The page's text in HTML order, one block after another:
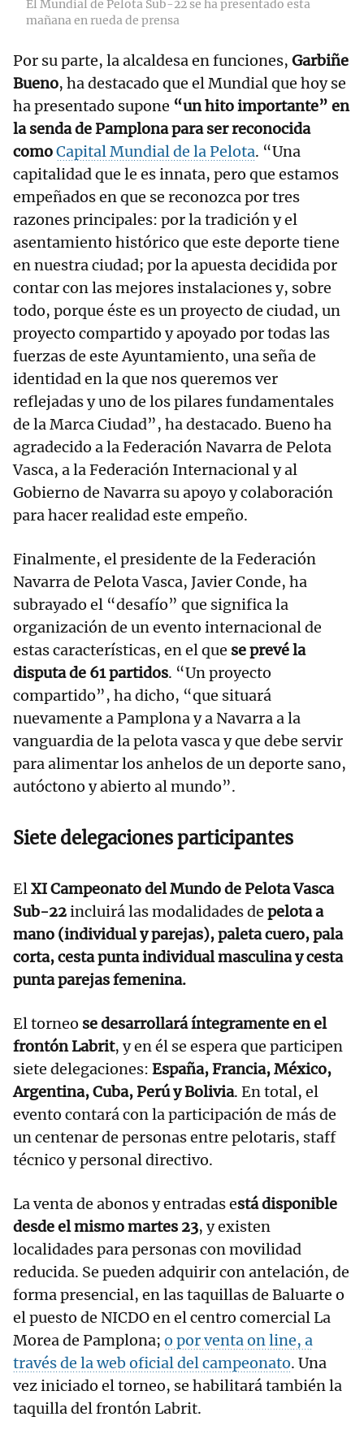
El Mundial de Pelota Sub-22 se ha presentado esta
mañana en rueda de prensa
Por su parte, la alcaldesa en funciones, Garbiñe
Bueno, ha destacado que el Mundial que hoy se
ha presentado supone “un hito importante” en
la senda de Pamplona para ser reconocida
comoCapital Mundial de la Pelota. “Una
capitalidad que le es innata, pero que estamos
empeñados en que se reconozca por tres
razones principales: por la tradición y el
asentamiento histórico que este deporte tiene
en nuestra ciudad; por la apuesta decidida por
contar con las mejores instalaciones y, sobre
todo, porque éste es un proyecto de ciudad, un
proyecto compartido y apoyado por todas las
fuerzas de este Ayuntamiento, una seña de
identidad en la que nos queremos ver
reflejadas y uno de los pilares fundamentales
de la Marca Ciudad”, ha destacado. Bueno ha
agradecido a la Federación Navarra de Pelota
Vasca, a la Federación Internacional y al
Gobierno de Navarra su apoyo y colaboración
para hacer realidad este empeño.
Finalmente, el presidente de la Federación
Navarra de Pelota Vasca, Javier Conde, ha
subrayado el “desafío” que significa la
organización de un evento internacional de
estas características, en el que se prevé la
disputa de 61 partidos. “Un proyecto
compartido”, ha dicho, “que situará
nuevamente a Pamplona y a Navarra a la
vanguardia de la pelota vasca y que debe servir
para alimentar los anhelos de un deporte sano,
autóctono y abierto al mundo”.
Siete delegaciones participantes
ElXI Campeonato del Mundo de Pelota Vasca
Sub-22incluirá las modalidades de pelota a
mano (individual y parejas), paleta cuero, pala
corta, cesta punta individual masculina y cesta
punta parejas femenina.
El torneo se desarrollará íntegramente en el
frontón Labrit, y en él se espera que participen
siete delegaciones: España, Francia, México,
Argentina, Cuba, Perú y Bolivia. En total, el
evento contará con la participación de más de
un centenar de personas entre pelotaris, staff
técnico y personal directivo.
La venta de abonos y entradas está disponible
desde el mismo martes 23, y existen
localidades para personas con movilidad
reducida. Se pueden adquirir con antelación, de
forma presencial, en las taquillas de Baluarte o
el puesto de NICDO en el centro comercial La
Morea de Pamplona; o por venta on line, a
través de la web oficial del campeonato. Una
vez iniciado el torneo, se habilitará también la
taquilla del frontón Labrit.